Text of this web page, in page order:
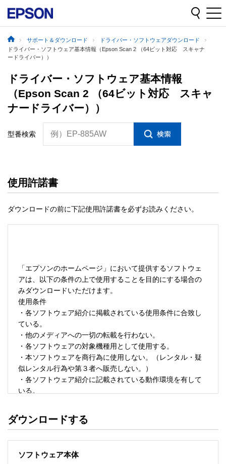
サポート＆ダウンロード
ドライバー・ソフトウェアダウンロード
ドライバー・ソフトウェア基本情報（Epson Scan 2 （64ビット対応 スキャナ
ードライバー））
ドライバー・ソフトウェア基本情報
（Epson Scan 2 （64ビット対応 スキャ
ナードライバー））
型番検索 例）EP-885AW
使用許諾書
ダウンロードの前に下記使用許諾書を必ずお読みください。
「エプソンのホームページ」において提供するソフトウェ
アは、以下の条件の上で使用することを目的にする場合の
みダウンロードいただけます。
使用条件
・各ソフトウェア紹介に掲載されている使用条件に合致し
ている。
・他のメディアへの一切の転載を行わない。
・各ソフトウェアの対象機種用として使用する。
・本ソフトウェアを商行為に使用しない。（レンタル・疑
似レンタル行為や第３者へ販売しない。）
・各ソフトウェア紹介に記載されている動作環境を有して
いる。
・ソフトウェアを改変、またはリバースエンジニアリング
ダウンロードする
ソフトウェア本体